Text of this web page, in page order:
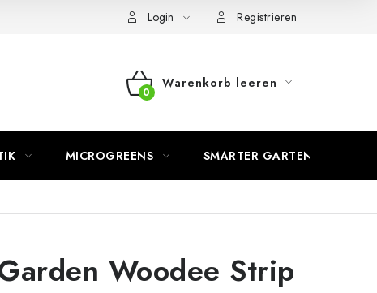
Login Registrieren
WARENKORB
Warenkorb leeren
MICROGREENS SMARTER GARTEN
Woodee Strip